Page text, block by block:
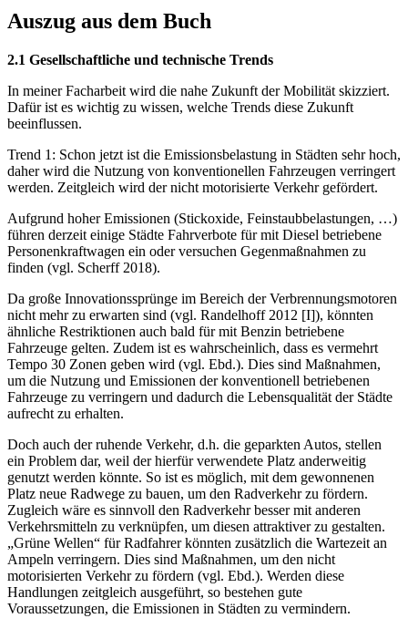
Auszug aus dem Buch
2.1 Gesellschaftliche und technische Trends
In meiner Facharbeit wird die nahe Zukunft der Mobilität skizziert.
Dafür ist es wichtig zu wissen, welche Trends diese Zukunft
beeinflussen.
Trend 1: Schon jetzt ist die Emissionsbelastung in Städten sehr hoch,
daher wird die Nutzung von konventionellen Fahrzeugen verringert
werden. Zeitgleich wird der nicht motorisierte Verkehr gefördert.
Aufgrund hoher Emissionen (Stickoxide, Feinstaubbelastungen, …)
führen derzeit einige Städte Fahrverbote für mit Diesel betriebene
Personenkraftwagen ein oder versuchen Gegenmaßnahmen zu
finden (vgl. Scherff 2018).
Da große Innovationssprünge im Bereich der Verbrennungsmotoren
nicht mehr zu erwarten sind (vgl. Randelhoff 2012 [I]), könnten
ähnliche Restriktionen auch bald für mit Benzin betriebene
Fahrzeuge gelten. Zudem ist es wahrscheinlich, dass es vermehrt
Tempo 30 Zonen geben wird (vgl. Ebd.). Dies sind Maßnahmen,
um die Nutzung und Emissionen der konventionell betriebenen
Fahrzeuge zu verringern und dadurch die Lebensqualität der Städte
aufrecht zu erhalten.
Doch auch der ruhende Verkehr, d.h. die geparkten Autos, stellen
ein Problem dar, weil der hierfür verwendete Platz anderweitig
genutzt werden könnte. So ist es möglich, mit dem gewonnenen
Platz neue Radwege zu bauen, um den Radverkehr zu fördern.
Zugleich wäre es sinnvoll den Radverkehr besser mit anderen
Verkehrsmitteln zu verknüpfen, um diesen attraktiver zu gestalten.
„Grüne Wellen“ für Radfahrer könnten zusätzlich die Wartezeit an
Ampeln verringern. Dies sind Maßnahmen, um den nicht
motorisierten Verkehr zu fördern (vgl. Ebd.). Werden diese
Handlungen zeitgleich ausgeführt, so bestehen gute
Voraussetzungen, die Emissionen in Städten zu vermindern.